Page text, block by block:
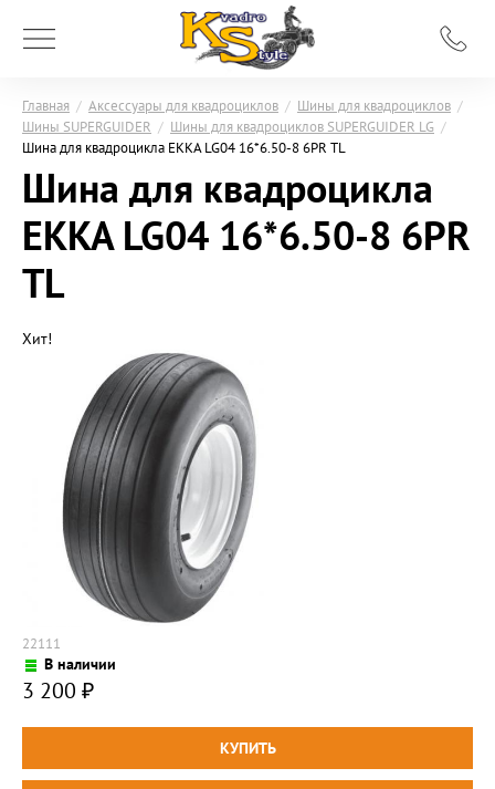
Главная / Аксессуары для квадроциклов / Шины для квадроциклов /
Шины SUPERGUIDER / Шины для квадроциклов SUPERGUIDER LG /
Шина для квадроцикла EKKA LG04 16*6.50-8 6PR TL
Шина для квадроцикла
EKKA LG04 16*6.50-8 6PR
TL
Хит!
22111
В наличии
3 200 ₽